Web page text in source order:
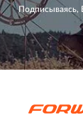
Подписываясь,